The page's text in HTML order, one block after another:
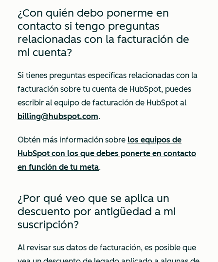
¿Con quién debo ponerme en
contacto si tengo preguntas
relacionadas con la facturación de
mi cuenta?
Si tienes preguntas específicas relacionadas con la
facturación sobre tu cuenta de HubSpot, puedes
escribir al equipo de facturación de HubSpot al
billing@hubspot.com.
Obtén más información sobre los equipos de
HubSpot con los que debes ponerte en contacto
en función de tu meta.
¿Por qué veo que se aplica un
descuento por antigüedad a mi
suscripción?
Al revisar sus datos de facturación, es posible que